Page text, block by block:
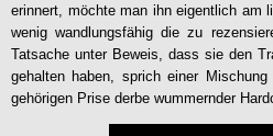
erinnert, möchte man ihn eigentlich am
wenig wandlungsfähig die zu
Tatsache unter Beweis, dass sie den
gehalten haben, sprich einer
gehörigen Prise derbe wummernder